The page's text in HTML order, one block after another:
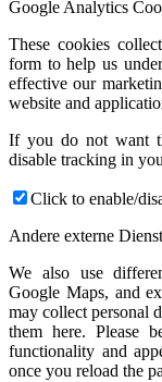
Google Analytics
These cookies
form to help us
effective our
website and
If you do not want
disable tracking in
Click to enable/
Andere externe
We also use
Google Maps, and
may collect personal
them here. Please
functionality and
once you reload the